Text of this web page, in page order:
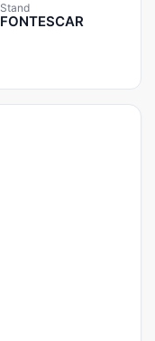
Stand
FONTESCAR